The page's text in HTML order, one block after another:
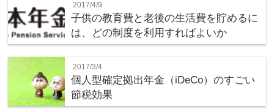
2017/4/9
子供の教育費と老後の生活費を貯めるに
は、どの制度を利用すればよいか
2017/3/4
個人型確定拠出年金（iDeCo）のすごい
節税効果